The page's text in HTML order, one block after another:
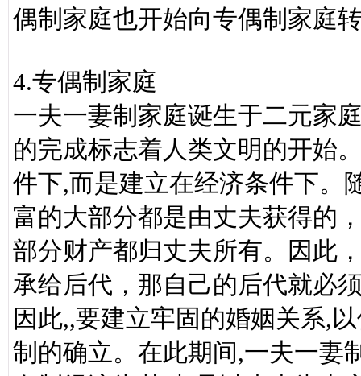
偶制家庭也开始向专偶制家庭
4.专偶制家庭
一夫一妻制家庭诞生于二元家
的完成标志着人类文明的开始
件下,而是建立在经济条件下。
富的大部分都是由丈夫获得的
部分财产都归丈夫所有。因此
承给后代，那自己的后代就必
因此,,要建立牢固的婚姻关系,
制的确立。在此期间,一夫一妻